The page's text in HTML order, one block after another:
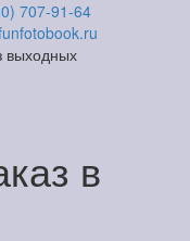
707-91-64
выходных
в